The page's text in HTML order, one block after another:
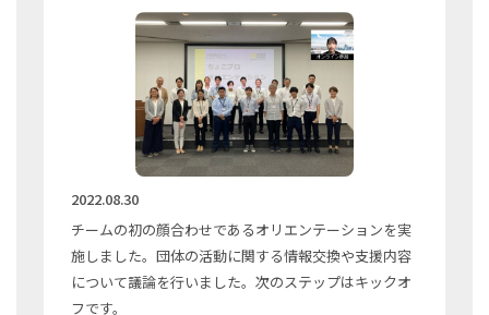
2022.08.30
チームの初の顔合わせであるオリエンテーションを実
施しました。団体の活動に関する情報交換や支援内容
について議論を行いました。次のステップはキックオ
フです。